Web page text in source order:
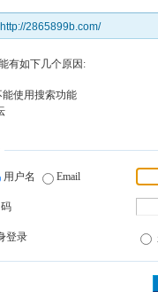
2865899b.com/
有如下几个原因:
使用搜索功能
用户名 Email
登录